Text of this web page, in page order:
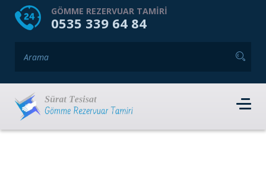
HOME HAKKIMIZDA
GÖMME REZERVUAR TAMIRI
0535 339 64 84